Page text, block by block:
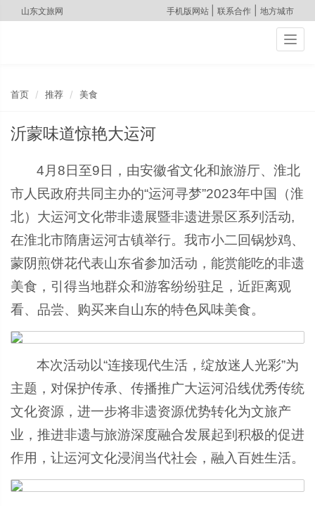
山东文旅网 手机版网站 联系合作 地方城市
首页 推荐 美食
沂蒙味道惊艳大运河
4月8日至9日，由安徽省文化和旅游厅、淮北
市人民政府共同主办的“运河寻梦”2023年中国（淮
北）大运河文化带非遗展暨非遗进景区系列活动,
在淮北市隋唐运河古镇举行。我市小二回锅炒鸡、
蒙阴煎饼花代表山东省参加活动，能赏能吃的非遗
美食，引得当地群众和游客纷纷驻足，近距离观
看、品尝、购买来自山东的特色风味美食。
本次活动以“连接现代生活，绽放迷人光彩”为
主题，对保护传承、传播推广大运河沿线优秀传统
文化资源，进一步将非遗资源优势转化为文旅产
业，推进非遗与旅游深度融合发展起到积极的促进
作用，让运河文化浸润当代社会，融入百姓生活。